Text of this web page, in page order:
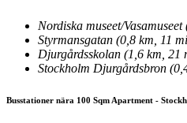
Nordiska museet/
Styrmansgatan (0,8 km, 11
Djurgårdsskolan (1,6 km, 21
Stockholm Djurgårdsbron
Busstationer nära 100 Sqm Apartment -